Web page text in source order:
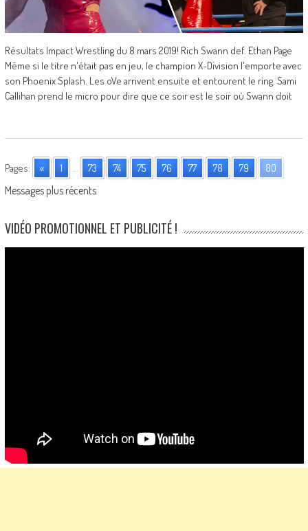
Résultats Impact Wrestling du 8 mars 2019! Rich Swann def. Ethan Page
Même si le titre n'était pas en jeu, le champion X-Division l'emporte avec
son Phoenix Splash. Les oVe arrivent ensuite et entourent le ring. Sami
Callihan prend le micro pour dire que ce soir est le soir où Swann doit
Pages: « 1 ... 73 74 75 76 77 78 79 80
Posts
navigation
Messages plus récents
VIDÉO PROMOTIONNEL ET PUBLICITÉ !